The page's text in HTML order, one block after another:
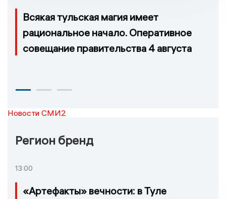
Всякая тульская магия имеет
рациональное начало. Оперативное
совещание правительства 4 августа
Новости СМИ2
Регион бренд
13:00
«Артефакты» вечности: в Туле